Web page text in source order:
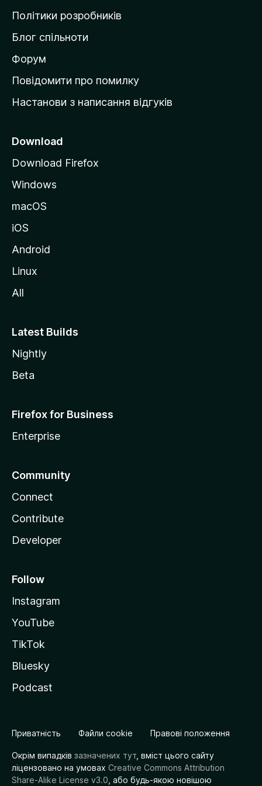
о
і
в
к
M
z
l
l
Політики розробників
Блог спільноти
Форум
Повідомити про помилку
Настанови з написання відгуків
Download
Download Firefox
Windows
macOS
iOS
Android
Linux
All
Latest Builds
Nightly
Beta
Firefox for Business
Enterprise
Community
Connect
Contribute
Developer
Follow
Instagram
YouTube
TikTok
Bluesky
Podcast
Приватність Файли cookie Правові положення
Окрім випадків зазначених тут , вміст цього сайту
ліцензовано на умовах Creative Commons Attribution
Share-Alike License v3.0 , або будь-якою новішою